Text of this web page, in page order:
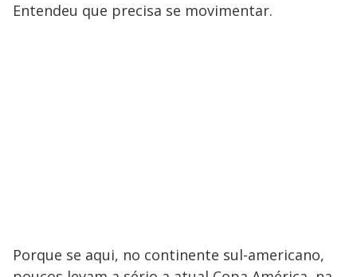
Entendeu que precisa se movimentar.
Porque se aqui, no continente sul-americano,